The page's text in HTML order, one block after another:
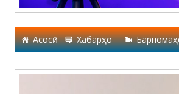
Асосӣ Хабарҳо